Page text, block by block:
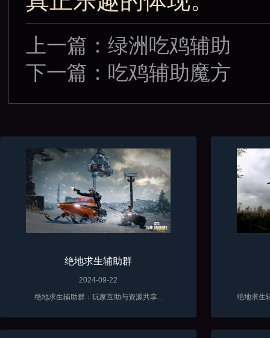
上一篇： 绿洲吃鸡辅助
下一篇： 吃鸡辅助魔方
绝地求生辅助群
2024-09-22
绝地求生辅助群：玩家互助与资源共享...
绝地求生